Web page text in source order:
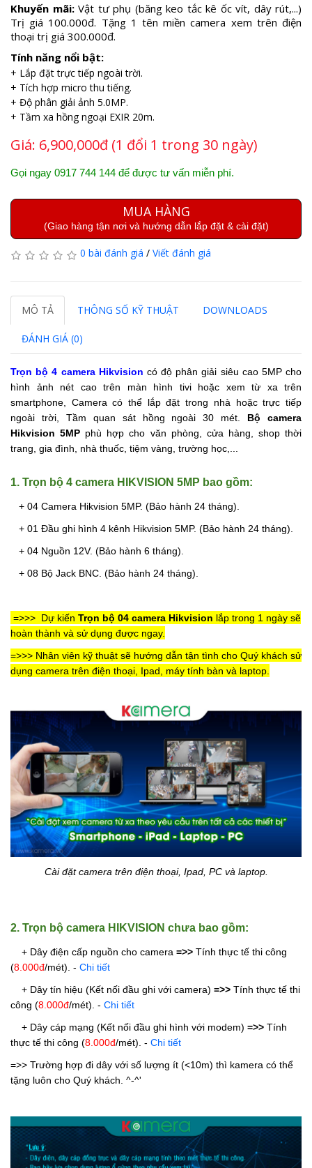
Khuyến mãi: Vật tư phụ (băng keo tắc kê ốc vít, dây rút,...)
Trị giá 100.000đ. Tặng 1 tên miền camera xem trên điện
thoại trị giá 300.000đ.
Tính năng nổi bật:
+ Lắp đặt trực tiếp ngoài trời.
+ Tích hợp micro thu tiếng.
+ Độ phân giải ảnh 5.0MP.
+ Tầm xa hồng ngoại EXIR 20m.
Giá: 6,900,000đ (1 đổi 1 trong 30 ngày)
Gọi ngay 0917 744 144 để được tư vấn miễn phí.
MUA HÀNG
(Giao hàng tận nơi và hướng dẫn lắp đặt & cài đặt)
0 bài đánh giá / Viết đánh giá
MÔ TẢ THÔNG SỐ KỸ THUẬT DOWNLOADS
ĐÁNH GIÁ (0)
Trọn bộ 4 camera Hikvision có độ phân giải siêu cao 5MP cho
hình ảnh nét cao trên màn hình tivi hoặc xem từ xa trên
smartphone, Camera có thể lắp đặt trong nhà hoặc trực tiếp
ngoài trời, Tầm quan sát hồng ngoài 30 mét. Bộ camera
Hikvision 5MP phù hợp cho văn phòng, cửa hàng, shop thời
trang, gia đình, nhà thuốc, tiệm vàng, trường học,...
1. Trọn bộ 4 camera HIKVISION 5MP bao gồm:
+ 04 Camera Hikvision 5MP. (Bảo hành 24 tháng).
+ 01 Đầu ghi hình 4 kênh Hikvision 5MP. (Bảo hành 24 tháng).
+ 04 Nguồn 12V. (Bảo hành 6 tháng).
+ 08 Bộ Jack BNC. (Bảo hành 24 tháng).
=>>> Dự kiến Trọn bộ 04 camera Hikvision lắp trong 1 ngày sẽ
hoàn thành và sử dụng được ngay.
=>>> Nhân viên kỹ thuật sẽ hướng dẫn tận tình cho Quý khách sử
dụng camera trên điện thoại, Ipad, máy tính bàn và laptop.
Cài đặt camera trên điện thoại, Ipad, PC và laptop.
2. Trọn bộ camera HIKVISION chưa bao gồm:
+ Dây điện cấp nguồn cho camera =>> Tính thực tế thi công
(8.000đ/mét). - Chi tiết
+ Dây tín hiệu (Kết nối đầu ghi với camera) =>> Tính thực tế thi
công (8.000đ/mét). - Chi tiết
+ Dây cáp mạng (Kết nối đầu ghi hình với modem) =>> Tính
thực tế thi công (8.000đ/mét). - Chi tiết
=>> Trường hợp đi dây với số lượng ít (<10m) thì kamera có thể
tặng luôn cho Quý khách. ^-^'